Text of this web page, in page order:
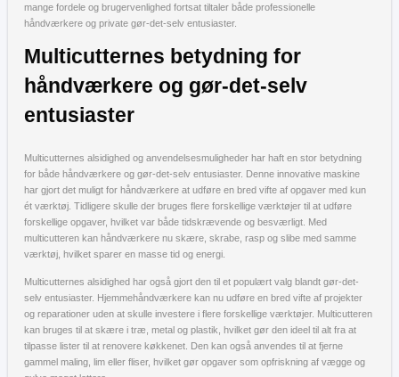
mange fordele og brugervenlighed fortsat tiltaler både professionelle
håndværkere og private gør-det-selv entusiaster.
Multicutternes betydning for
håndværkere og gør-det-selv
entusiaster
Multicutternes alsidighed og anvendelsesmuligheder har haft en stor betydning
for både håndværkere og gør-det-selv entusiaster. Denne innovative maskine
har gjort det muligt for håndværkere at udføre en bred vifte af opgaver med kun
ét værktøj. Tidligere skulle der bruges flere forskellige værktøjer til at udføre
forskellige opgaver, hvilket var både tidskrævende og besværligt. Med
multicutteren kan håndværkere nu skære, skrabe, rasp og slibe med samme
værktøj, hvilket sparer en masse tid og energi.
Multicutternes alsidighed har også gjort den til et populært valg blandt gør-det-
selv entusiaster. Hjemmehåndværkere kan nu udføre en bred vifte af projekter
og reparationer uden at skulle investere i flere forskellige værktøjer. Multicutteren
kan bruges til at skære i træ, metal og plastik, hvilket gør den ideel til alt fra at
tilpasse lister til at renovere køkkenet. Den kan også anvendes til at fjerne
gammel maling, lim eller fliser, hvilket gør opgaver som opfriskning af vægge og